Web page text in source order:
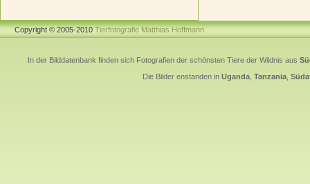
Copyright © 2005-2010Tierfotografie Matthias Hoffmann
In der Bilddatenbank finden sich Fotografien der schönsten Tiere der Wildnis aus
Die Bilder enstanden in Uganda Tanzania